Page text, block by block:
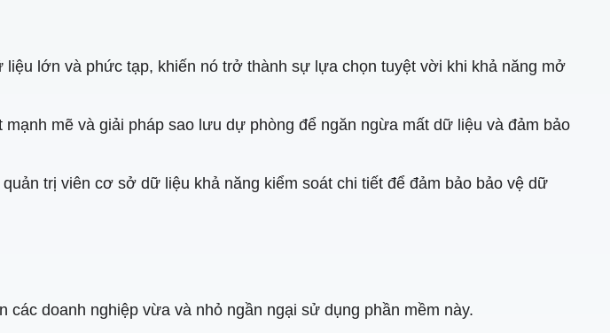
lớn và phức tạp, khiến nó trở thành sự lựa chọn tuyệt vời khi khả năng mở
mẽ và giải pháp sao lưu dự phòng để ngăn ngừa mất dữ liệu và đảm bảo
trị viên cơ sở dữ liệu khả năng kiểm soát chi tiết để đảm bảo bảo vệ dữ
doanh nghiệp vừa và nhỏ ngần ngại sử dụng phần mềm này.